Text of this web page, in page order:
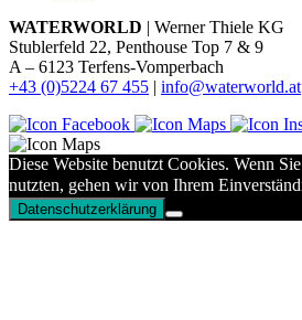
WATERWORLD | Werner Thiele KG
Stublerfeld 22, Penthouse Top 7 & 9
A – 6123 Terfens-Vomperbach
+43 (0)5224 67 455 | info@waterworld.at
Diese Website benutzt Cookies. Wenn
nutzten, gehen wir von Ihrem
Datenschutzerklärung